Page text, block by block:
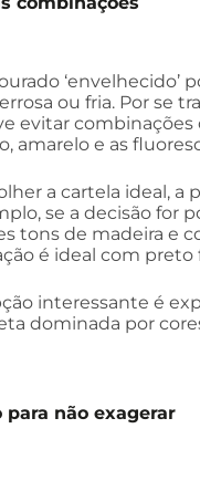
‘envelhecido’
ou fria. Por se
evitar
amarelo e as
a cartela ideal,
se a decisão for
tons de madeira e
é ideal com preto
interessante é
dominada por
para não exagerar